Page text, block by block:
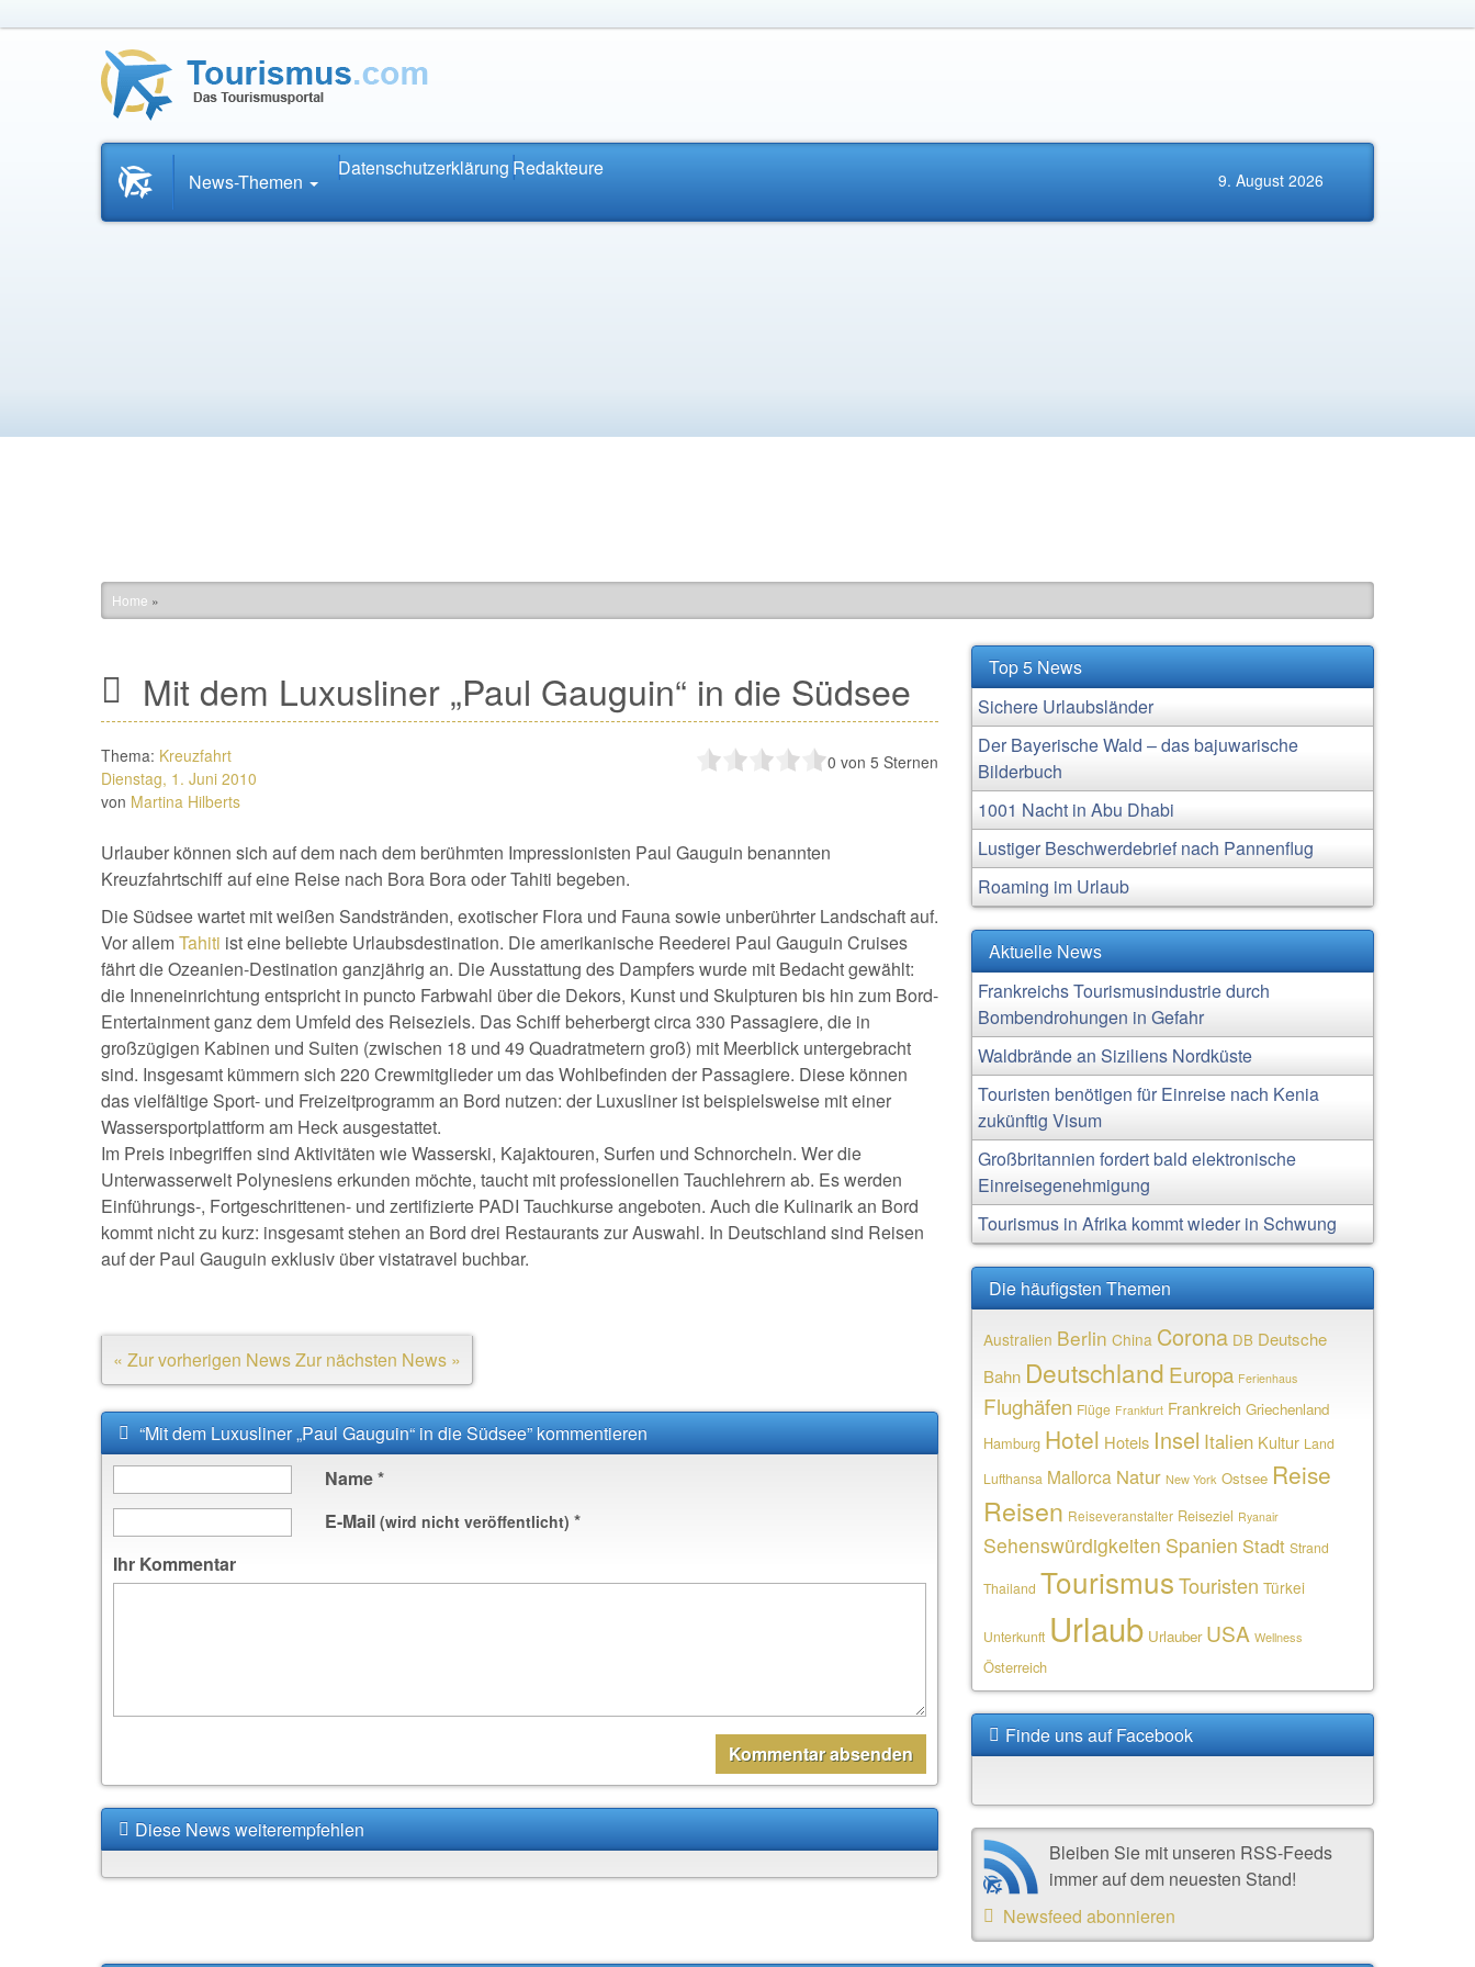
Startseite
News.Tourismus.com
News-Themen
Datenschutzerklärung Redakteure 9. August 2026
Home »
Mit dem Luxusliner „Paul Gauguin“ in die Südsee
Thema: Kreuzfahrt
Dienstag, 1. Juni 2010
von Martina Hilberts
0 von 5 Sternen
Urlauber können sich auf dem nach dem berühmten Impressionisten Paul Gauguin benannten
Kreuzfahrtschiff auf eine Reise nach Bora Bora oder Tahiti begeben.
Die Südsee wartet mit weißen Sandstränden, exotischer Flora und Fauna sowie unberührter Landschaft auf.
Vor allemTahiti ist eine beliebte Urlaubsdestination. Die amerikanische Reederei Paul Gauguin Cruises
fährt die Ozeanien-Destination ganzjährig an. Die Ausstattung des Dampfers wurde mit Bedacht gewählt:
die Inneneinrichtung entspricht in puncto Farbwahl über die Dekors, Kunst und Skulpturen bis hin zum Bord-
Entertainment ganz dem Umfeld des Reiseziels. Das Schiff beherbergt circa 330 Passagiere, die in
großzügigen Kabinen und Suiten (zwischen 18 und 49 Quadratmetern groß) mit Meerblick untergebracht
sind. Insgesamt kümmern sich 220 Crewmitglieder um das Wohlbefinden der Passagiere. Diese können
das vielfältige Sport- und Freizeitprogramm an Bord nutzen: der Luxusliner ist beispielsweise mit einer
Wassersportplattform am Heck ausgestattet.
Im Preis inbegriffen sind Aktivitäten wie Wasserski, Kajaktouren, Surfen und Schnorcheln. Wer die
Unterwasserwelt Polynesiens erkunden möchte, taucht mit professionellen Tauchlehrern ab. Es werden
Einführungs-, Fortgeschrittenen- und zertifizierte PADI Tauchkurse angeboten. Auch die Kulinarik an Bord
kommt nicht zu kurz: insgesamt stehen an Bord drei Restaurants zur Auswahl. In Deutschland sind Reisen
auf der Paul Gauguin exklusiv über vistatravel buchbar.
« Zur vorherigen NewsZur nächsten News »
“Mit dem Luxusliner „Paul Gauguin“ in die Südsee” kommentieren
Name*
E-Mail (wird nicht veröffentlicht) *
Ihr Kommentar
Diese News weiterempfehlen
Top 5 News
Sichere Urlaubsländer
Der Bayerische Wald – das bajuwarische
Bilderbuch
1001 Nacht in Abu Dhabi
Lustiger Beschwerdebrief nach Pannenflug
Roaming im Urlaub
Aktuelle News
Frankreichs Tourismusindustrie durch
Bombendrohungen in Gefahr
Waldbrände an Siziliens Nordküste
Touristen benötigen für Einreise nach Kenia
zukünftig Visum
Großbritannien fordert bald elektronische
Einreisegenehmigung
Tourismus in Afrika kommt wieder in Schwung
Die häufigsten Themen
Australien Berlin China Corona DB Deutsche
Bahn Deutschland Europa Ferienhaus
Flughäfen Flüge Frankfurt Frankreich Griechenland
Hamburg Hotel Hotels Insel Italien Kultur Land
Lufthansa Mallorca Natur New York Ostsee Reise
Reisen Reiseveranstalter Reiseziel Ryanair
Sehenswürdigkeiten Spanien Stadt Strand
Thailand Tourismus Touristen Türkei
Unterkunft Urlaub Urlauber USA Wellness
Österreich
Finde uns auf Facebook
Bleiben Sie mit unseren RSS-Feeds
immer auf dem neuesten Stand!
Newsfeed abonnieren